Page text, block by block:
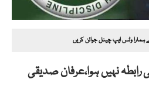
ہمارا وٹس ایپ چینل جوائن کریں
نہیں ہوا،عرفان صدیقی